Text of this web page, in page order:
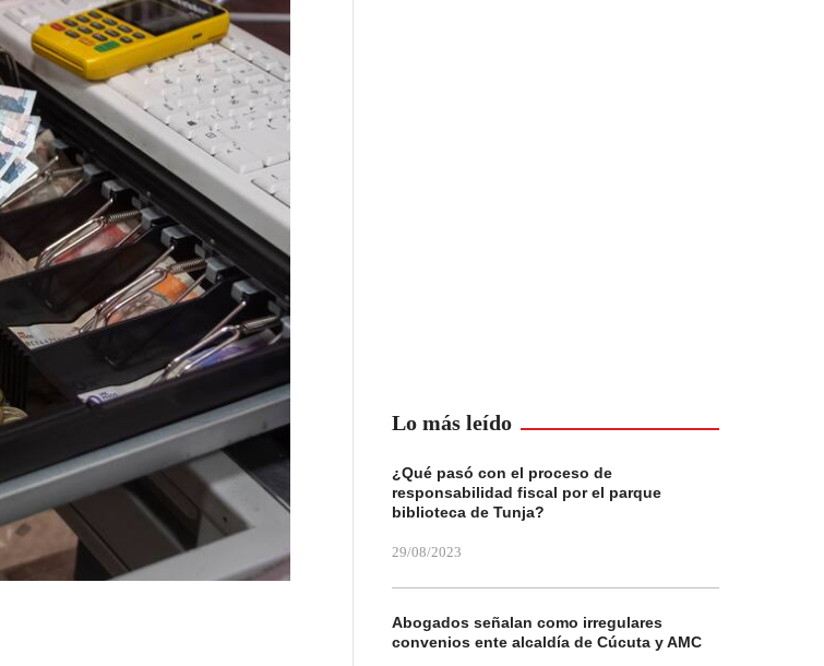
Lo más leído
¿Qué pasó con el proceso de
responsabilidad fiscal por el parque
biblioteca de Tunja?
29/08/2023
Abogados señalan como irregulares
convenios ente alcaldía de Cúcuta y AMC